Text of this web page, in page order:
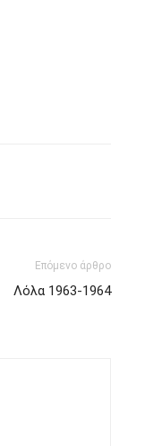
Επόμενο άρθρο
Λόλα 1963-1964